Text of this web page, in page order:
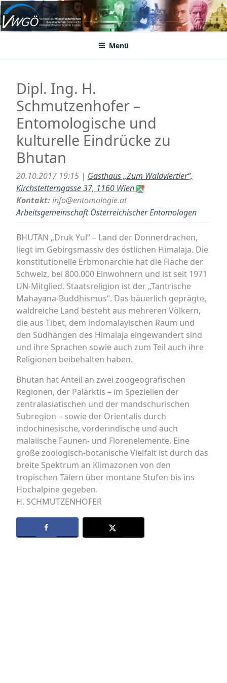
Zum
Inhalt
springenVWGÖ
Federation of Austrian Scientific Societies
Menü
Dipl. Ing. H.
Schmutzenhofer –
Entomologische und
kulturelle Eindrücke zu
Bhutan
20.10.2017 19:15 | Gasthaus „Zum Waldviertler“,
Kirchstetterngasse 37, 1160 Wien
Kontakt:info@entomologie.at
Arbeitsgemeinschaft Österreichischer Entomologen
BHUTAN „Druk Yul“ – Land der Donnerdrachen,
liegt im Gebirgsmassiv des östlichen Himalaja. Die
konstitutionelle Erbmonarchie hat die Fläche der
Schweiz, bei 800.000 Einwohnern und ist seit 1971
UN-Mitglied. Staatsreligion ist der „Tantrische
Mahayana-Buddhismus“. Das bäuerlich geprägte,
waldreiche Land besteht aus mehreren Völkern,
die aus Tibet, dem indomalayischen Raum und
den Südhängen des Himalaja eingewandert sind
und ihre Sprachen sowie auch zum Teil auch ihre
Religionen beibehalten haben.
Bhutan hat Anteil an zwei zoogeografischen
Regionen, der Palärktis – im Speziellen der
zentralasiatischen und der mandschurischen
Subregion – sowie der Orientalis durch
indochinesische, vorderindische und auch
malaiische Faunen- und Florenelemente. Eine
große zoologisch-botanische Vielfalt ist durch das
breite Spektrum an Klimazonen von den
tropischen Tälern über montane Stufen bis ins
Hochalpine gegeben.
H. SCHMUTZENHOFER